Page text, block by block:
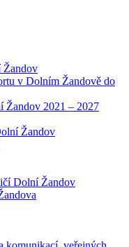
Žandov
v Dolním Žandově do
Žandov 2021 – 2027
Žandov
Dolní Žandov